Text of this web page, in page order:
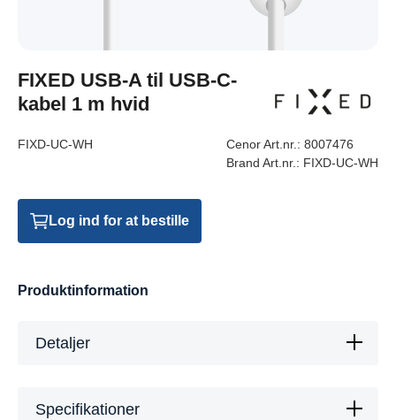
FIXED USB-A til USB-C-
kabel 1 m hvid
FIXD-UC-WH Cenor Art.nr.: 8007476
Brand Art.nr.: FIXD-UC-WH
Log ind for at bestille
Produktinformation
Detaljer
Specifikationer